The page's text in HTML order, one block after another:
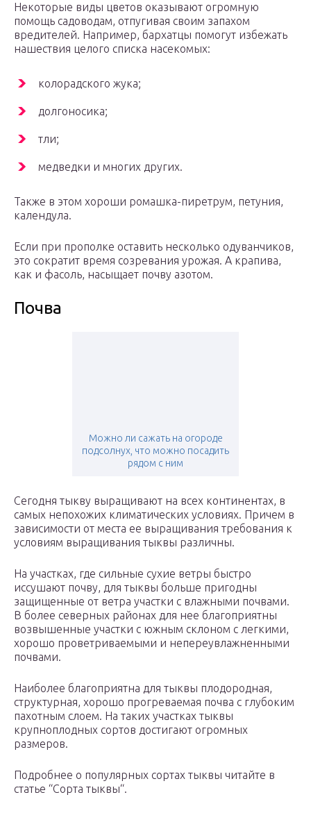
Некоторые виды цветов оказывают огромную
помощь садоводам, отпугивая своим запахом
вредителей. Например, бархатцы помогут избежать
нашествия целого списка насекомых:
колорадского жука;
долгоносика;
тли;
медведки и многих других.
Также в этом хороши ромашка-пиретрум, петуния,
календула.
Если при прополке оставить несколько одуванчиков,
это сократит время созревания урожая. А крапива,
как и фасоль, насыщает почву азотом.
Почва
Можно ли сажать на огороде
подсолнух, что можно посадить
рядом с ним
Сегодня тыкву выращивают на всех континентах, в
самых непохожих климатических условиях. Причем в
зависимости от места ее выращивания требования к
условиям выращивания тыквы различны.
На участках, где сильные сухие ветры быстро
иссушают почву, для тыквы больше пригодны
защищенные от ветра участки с влажными почвами.
В более северных районах для нее благоприятны
возвышенные участки с южным склоном с легкими,
хорошо проветриваемыми и непереувлажненными
почвами.
Наиболее благоприятна для тыквы плодородная,
структурная, хорошо прогреваемая почва с глубоким
пахотным слоем. На таких участках тыквы
крупноплодных сортов достигают огромных
размеров.
Подробнее о популярных сортах тыквы читайте в
статье “Сорта тыквы“.